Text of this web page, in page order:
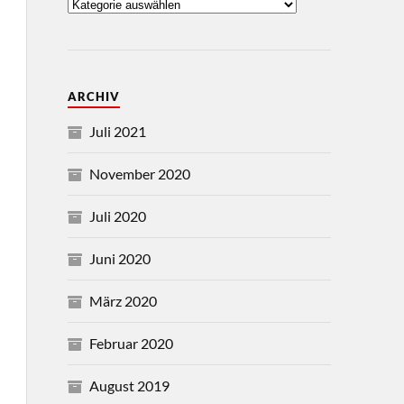
ARCHIV
Juli 2021
November 2020
Juli 2020
Juni 2020
März 2020
Februar 2020
August 2019